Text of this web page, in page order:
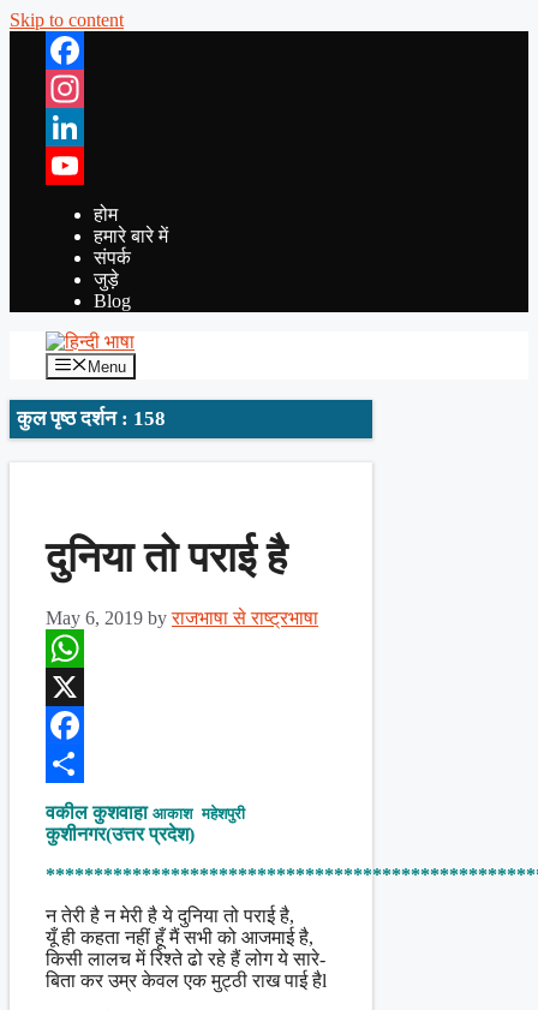
Skip to content
Facebook
Instagram
LinkedIn
YouTube
होम
हमारे बारे में
संपर्क
जुड़े
Blog
Menu
कुल पृष्ठ दर्शन : 158
दुनिया तो पराई है
May 6, 2019 byराजभाषा से राष्ट्रभाषा
WhatsApp
X
Facebook
Share
वकील कुशवाहा आकाश महेशपुरी
कुशीनगर(उत्तर प्रदेश)
न तेरी है न मेरी है ये दुनिया तो पराई है,
यूँ ही कहता नहीं हूँ मैं सभी को आजमाई है,
किसी लालच में रिश्ते ढो रहे हैं लोग ये सारे-
बिता कर उम्र केवल एक मुट्ठी राख पाई हैl